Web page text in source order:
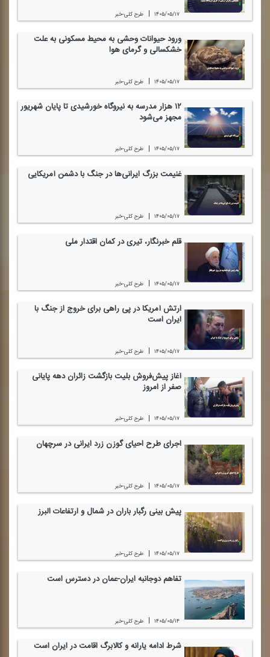
۱۴۰۵/۰۵/۱۷ | طرح كلی-خبر
ورود حیوانات وحشی به محیط مسكونی به علت
خشكسالی و گرمای هوا
۱۴۰۵/۰۵/۱۷ | طرح كلی-خبر
۱۲ هزار مدرسه به نیروگاه‌ خورشیدی تا پایان شهریور
مجهز می‌شود
۱۴۰۵/۰۵/۱۷ | طرح كلی-خبر
غنیمت بزرگ ایرانی‌ها در جنگ با دشمن آمریكایی
۱۴۰۵/۰۵/۱۷ | طرح كلی-خبر
قلم خبرنگار، تیری در كمان اقتدار ملی
۱۴۰۵/۰۵/۱۷ | طرح كلی-خبر
ارتش آمریكا در پی راهی برای خروج از جنگ با
ایران است
۱۴۰۵/۰۵/۱۷ | طرح كلی-خبر
آغاز پیش‌فروش بلیت بازگشت زائران دهه پایانی
صفر از امروز
۱۴۰۵/۰۵/۱۷ | طرح كلی-خبر
اجرای طرح احیای گوزن زرد ایرانی در سرچهان
۱۴۰۵/۰۵/۱۷ | طرح كلی-خبر
پیش بینی رگبار باران در شمال و ارتفاعات البرز
۱۴۰۵/۰۵/۱۷ | طرح كلی-خبر
تفاهم دوجانبه ایران-عمان در دسترس است
۱۴۰۵/۰۵/۱۴ | طرح كلی-خبر
شرط ادامه یارانه و كالابرگ اقامت در ایران است